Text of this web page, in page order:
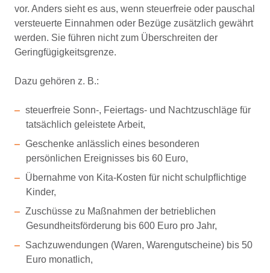
vor. Anders sieht es aus, wenn steuerfreie oder pauschal
versteuerte Einnahmen oder Bezüge zusätzlich gewährt
werden. Sie führen nicht zum Überschreiten der
Geringfügigkeitsgrenze.
Dazu gehören z. B.:
steuerfreie Sonn-, Feiertags- und Nachtzuschläge für
tatsächlich geleistete Arbeit,
Geschenke anlässlich eines besonderen
persönlichen Ereignisses bis 60 Euro,
Übernahme von Kita-Kosten für nicht schulpﬂichtige
Kinder,
Zuschüsse zu Maßnahmen der betrieblichen
Gesundheitsförderung bis 600 Euro pro Jahr,
Sachzuwendungen (Waren, Warengutscheine) bis 50
Euro monatlich,